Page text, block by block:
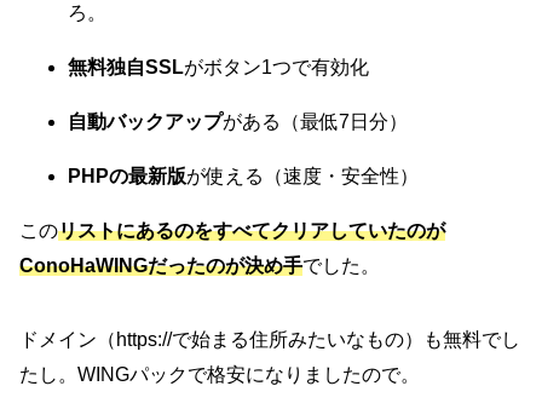
ろ。
無料独自SSLがボタン1つで有効化
自動バックアップがある（最低7日分）
PHPの最新版が使える（速度・安全性）
このリストにあるのをすべてクリアしていたのが
ConoHaWINGだったのが決め手でした。
ドメイン（https://で始まる住所みたいなもの）も無料でし
たし。WINGパックで格安になりましたので。